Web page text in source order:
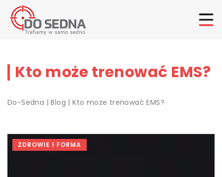
Kto może trenować EMS?
Do-Sedna |Blog |Kto może trenować EMS?
ZDROWIE I FORMA